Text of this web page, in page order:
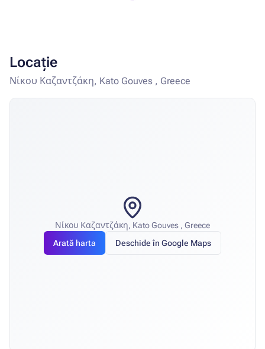
Locație
Νίκου Καζαντζάκη, Kato Gouves , Greece
Νίκου Καζαντζάκη, Kato Gouves , Greece
Arată harta
Deschide în Google Maps